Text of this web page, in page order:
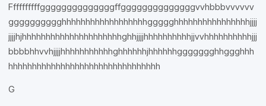
Ffffffffffggggggggggggggffggggggggggggggvvhbbbvvvvvv
gggggggggghhhhhhhhhhhhhhhhhhggggghhhhhhhhhhhhhhhhjjjj
jjjjhjhhhhhhhhhhhhhhhhhhhhhghhjjjjhhhhhhhhhhjjvvhhhhhhhhhhjjj
bbbbhhvvhjjjjhhhhhhhhhhhghhhhhhjhhhhhhggggggghhggghhh
hhhhhhhhhhhhhhhhhhhhhhhhhhhhhhhh
G